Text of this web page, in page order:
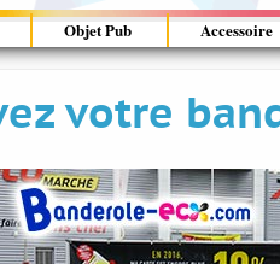
Objet Pub Accessoire
votre